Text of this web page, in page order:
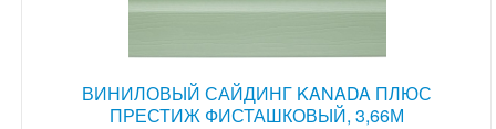
ВИНИЛОВЫЙ САЙДИНГ KANADA ПЛЮС
ПРЕСТИЖ ФИСТАШКОВЫЙ, 3,66М